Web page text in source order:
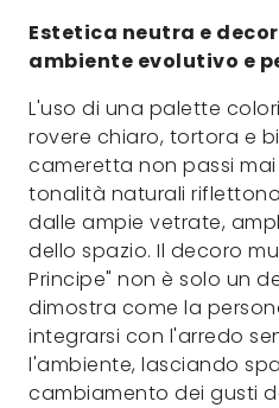
Estetica neutra e
ambiente evolutivo e
L'uso di una palette
rovere chiaro, tortora e
cameretta non passi
tonalità naturali
dalle ampie vetrate,
dello spazio. Il decoro
Principe" non è solo un
dimostra come la
integrarsi con l'arredo
l'ambiente, lasciando
cambiamento dei gusti